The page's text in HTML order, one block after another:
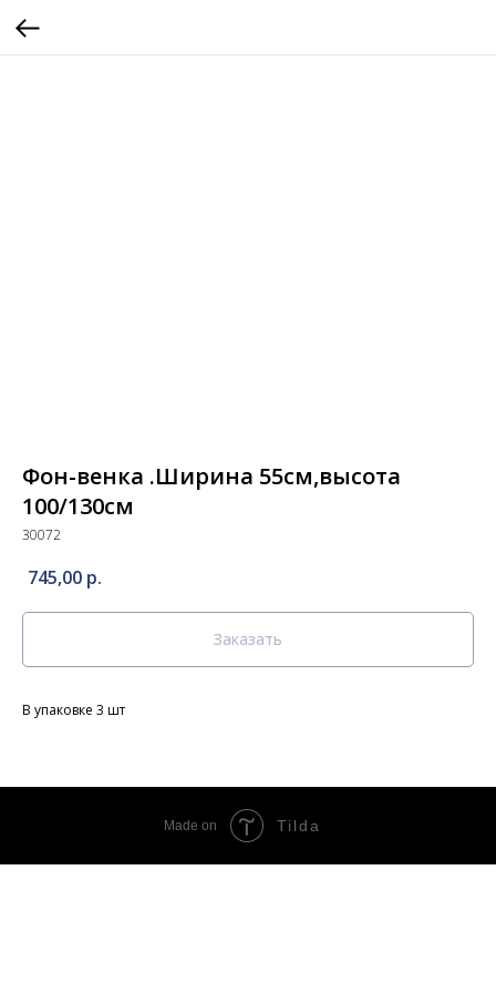
Фон-венка .Ширина 55см,высота
100/130см
30072
745,00 р.
Заказать
В упаковке 3 шт
Made on Tilda